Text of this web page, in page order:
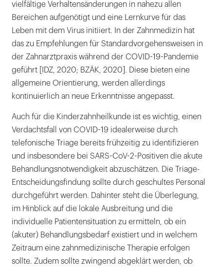
vielfältige Verhaltensänderungen in nahezu allen
Bereichen aufgenötigt und eine Lernkurve für das
Leben mit dem Virus initiiert. In der Zahnmedizin hat
das zu Empfehlungen für Standardvorgehensweisen in
der Zahnarztpraxis während der COVID-19-Pandemie
geführt [IDZ, 2020; BZÄK, 2020]. Diese bieten eine
allgemeine Orientierung, werden allerdings
kontinuierlich an neue Erkenntnisse angepasst.
Auch für die Kinderzahnheilkunde ist es wichtig, einen
Verdachtsfall von COVID-19 idealerweise durch
telefonische Triage bereits frühzeitig zu identifizieren
und insbesondere bei SARS-CoV-2-Positiven die akute
Behandlungsnotwendigkeit abzuschätzen. Die Triage-
Entscheidungsfindung sollte durch geschultes Personal
durchgeführt werden. Dahinter steht die Überlegung,
im Hinblick auf die lokale Ausbreitung und die
individuelle Patientensituation zu ermitteln, ob ein
(akuter) Behandlungsbedarf existiert und in welchem
Zeitraum eine zahnmedizinische Therapie erfolgen
sollte. Zudem sollte zwingend abgeklärt werden, ob